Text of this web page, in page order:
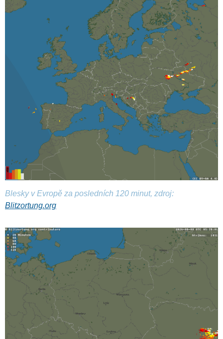
Blesky v Evropě za posledních 120 minut, zdroj:
Blitzortung.org